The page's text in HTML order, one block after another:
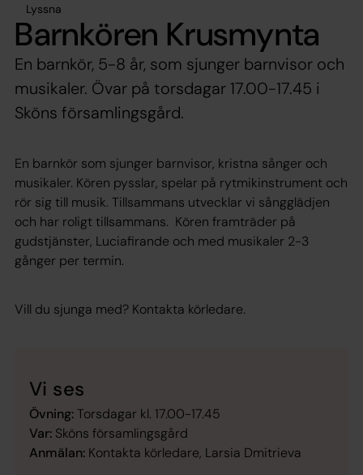
Lyssna
Barnkören Krusmynta
En barnkör, 5-8 år, som sjunger barnvisor och
musikaler. Övar på torsdagar 17.00-17.45 i
Sköns församlingsgård.
En barnkör som sjunger barnvisor, kristna sånger och
musikaler. Kören pysslar, spelar på rytmikinstrument och
rör sig till musik. Tillsammans utvecklar vi sångglädjen
och har roligt tillsammans. Kören framträder på
gudstjänster, Luciafirande och med musikaler 2-3
gånger per termin.
Vill du sjunga med? Kontakta körledare.
Vi ses
Övning:Torsdagar kl. 17.00-17.45
Var: Sköns församlingsgård
Anmälan: Kontakta körledare, Larsia Dmitrieva